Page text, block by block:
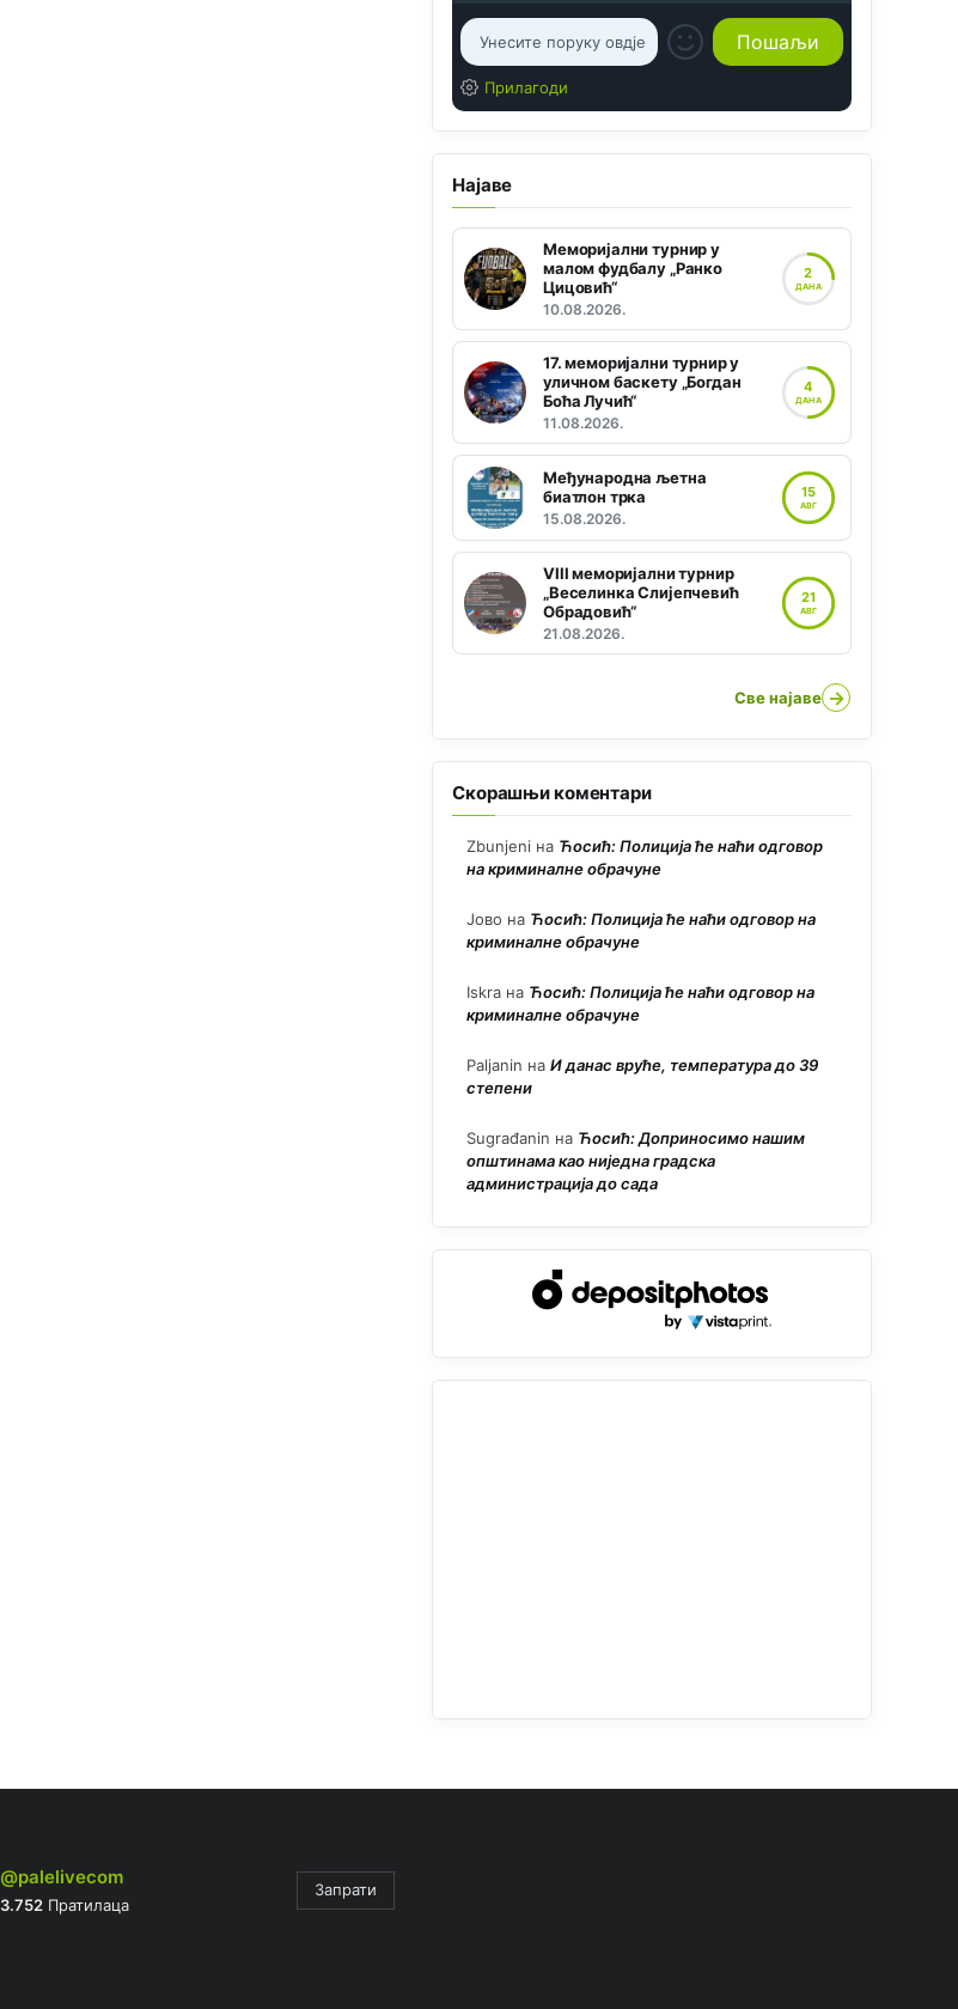
Прилагоди
Најаве
Меморијални турнир у
малом фудбалу „Ранко
Цицовић“
10.08.2026.
2
ДАНА
17. меморијални турнир у
уличном баскету „Богдан
Боћа Лучић“
11.08.2026.
4
ДАНА
Међународна љетна
биатлон трка
15.08.2026.
15
АВГ
VIII меморијални турнир
„Веселинка Слијепчевић
Обрадовић“
21.08.2026.
21
АВГ
Све најаве →
Скорашњи коментари
Zbunjeni на Ћосић: Полиција ће наћи одговор
на криминалне обрачуне
Јово на Ћосић: Полиција ће наћи одговор на
криминалне обрачуне
Iskra на Ћосић: Полиција ће наћи одговор на
криминалне обрачуне
Paljanin на И данас вруће, температура до 39
степени
Sugrađanin на Ћосић: Доприносимо нашим
општинама као ниједна градска
администрација до сада
@palelivecom
3.752Пратилаца
Запрати